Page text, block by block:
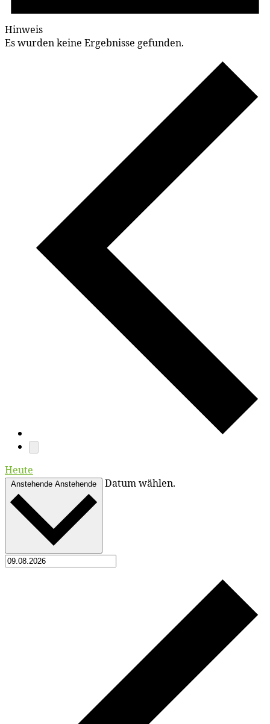
Hinweis
Es wurden keine Ergebnisse gefunden.
Heute
Anstehende Anstehende Datum wählen.